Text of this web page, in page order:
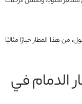
من هذا المطار خيارًا مثاليًا
الدمام في